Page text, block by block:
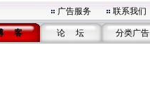
广告服务 联系我们
客 论 坛 分类广告